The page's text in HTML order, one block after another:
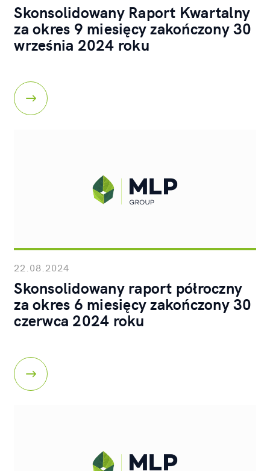
Skonsolidowany Raport Kwartalny
za okres 9 miesięcy zakończony 30
września 2024 roku
22.08.2024
Skonsolidowany raport półroczny
za okres 6 miesięcy zakończony 30
czerwca 2024 roku